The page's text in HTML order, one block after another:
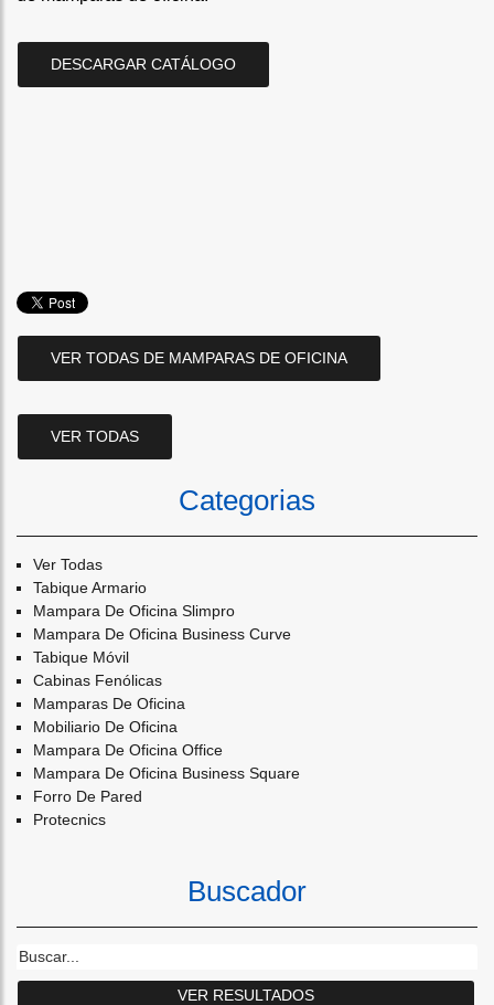
DESCARGAR CATÁLOGO
VER TODAS DE MAMPARAS DE OFICINA
VER TODAS
Categorias
Ver Todas
Tabique Armario
Mampara De Oficina Slimpro
Mampara De Oficina Business Curve
Tabique Móvil
Cabinas Fenólicas
Mamparas De Oficina
Mobiliario De Oficina
Mampara De Oficina Office
Mampara De Oficina Business Square
Forro De Pared
Protecnics
Buscador